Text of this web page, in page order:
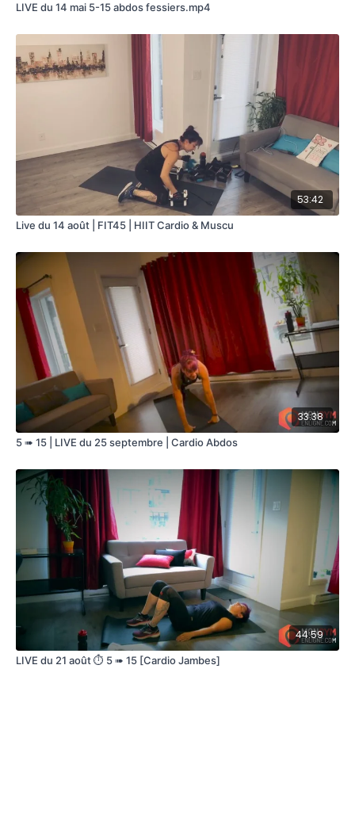
LIVE du 14 mai 5-15 abdos fessiers.mp4
53:42
Live du 14 août | FIT45 | HIIT Cardio & Muscu
33:38
5 ➠ 15 | LIVE du 25 septembre | Cardio Abdos
44:59
LIVE du 21 août ⏱ 5 ➠ 15 [Cardio Jambes]